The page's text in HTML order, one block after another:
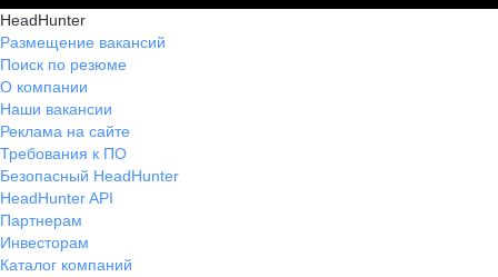
HeadHunter
Размещение вакансий
Поиск по резюме
О компании
Наши вакансии
Реклама на сайте
Требования к ПО
Безопасный HeadHunter
HeadHunter API
Партнерам
Инвесторам
Каталог компаний